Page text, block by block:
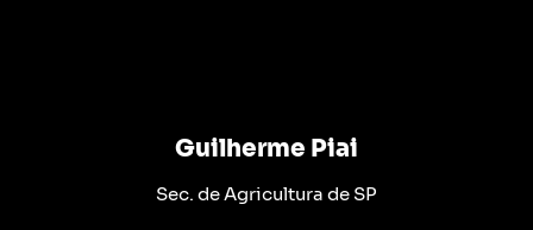
Guilherme Piai
Sec. de Agricultura de SP